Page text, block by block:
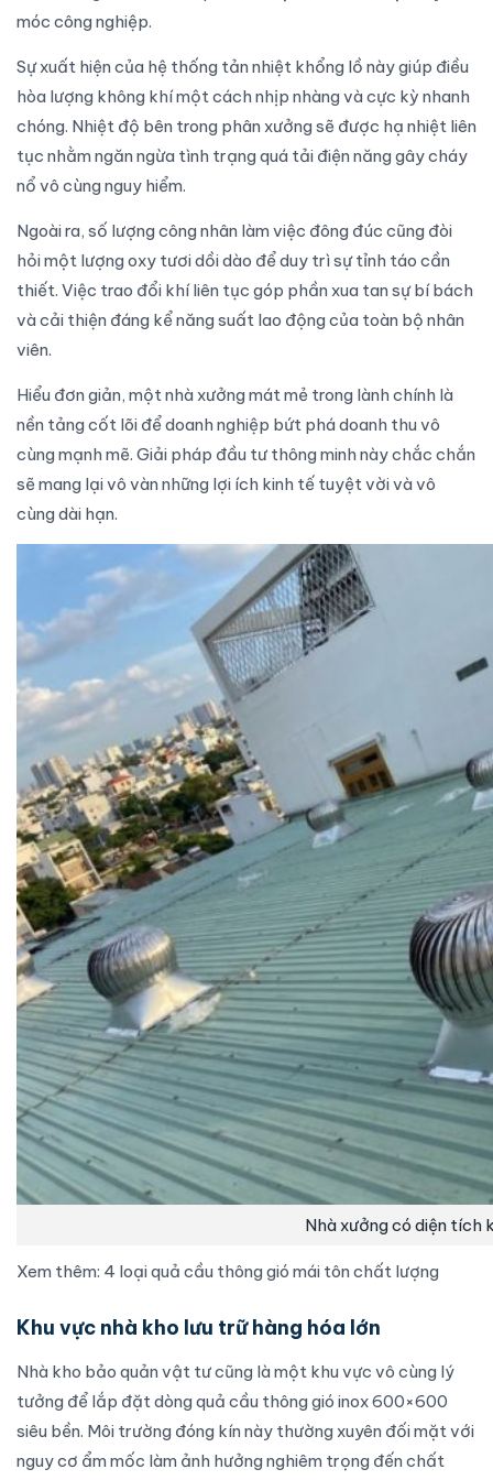
móc công nghiệp.
Sự xuất hiện của hệ thống tản nhiệt khổng lồ này giúp điều
hòa lượng không khí một cách nhịp nhàng và cực kỳ nhanh
chóng. Nhiệt độ bên trong phân xưởng sẽ được hạ nhiệt liên
tục nhằm ngăn ngừa tình trạng quá tải điện năng gây cháy
nổ vô cùng nguy hiểm.
Ngoài ra, số lượng công nhân làm việc đông đúc cũng đòi
hỏi một lượng oxy tươi dồi dào để duy trì sự tỉnh táo cần
thiết. Việc trao đổi khí liên tục góp phần xua tan sự bí bách
và cải thiện đáng kể năng suất lao động của toàn bộ nhân
viên.
Hiểu đơn giản, một nhà xưởng mát mẻ trong lành chính là
nền tảng cốt lõi để doanh nghiệp bứt phá doanh thu vô
cùng mạnh mẽ. Giải pháp đầu tư thông minh này chắc chắn
sẽ mang lại vô vàn những lợi ích kinh tế tuyệt vời và vô
cùng dài hạn.
Nhà xưởng có diện tích
Xem thêm: 4 loại quả cầu thông gió mái tôn chất lượng
Khu vực nhà kho lưu trữ hàng hóa lớn
Nhà kho bảo quản vật tư cũng là một khu vực vô cùng lý
tưởng để lắp đặt dòng quả cầu thông gió inox 600×600
siêu bền. Môi trường đóng kín này thường xuyên đối mặt với
nguy cơ ẩm mốc làm ảnh hưởng nghiêm trọng đến chất